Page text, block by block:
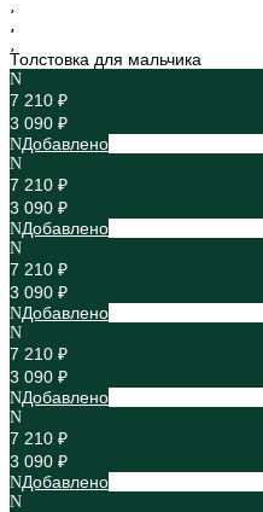
Толстовка для мальчика
7 210 ₽
3 090 ₽
Добавлено
7 210 ₽
3 090 ₽
Добавлено
7 210 ₽
3 090 ₽
Добавлено
7 210 ₽
3 090 ₽
Добавлено
7 210 ₽
3 090 ₽
Добавлено